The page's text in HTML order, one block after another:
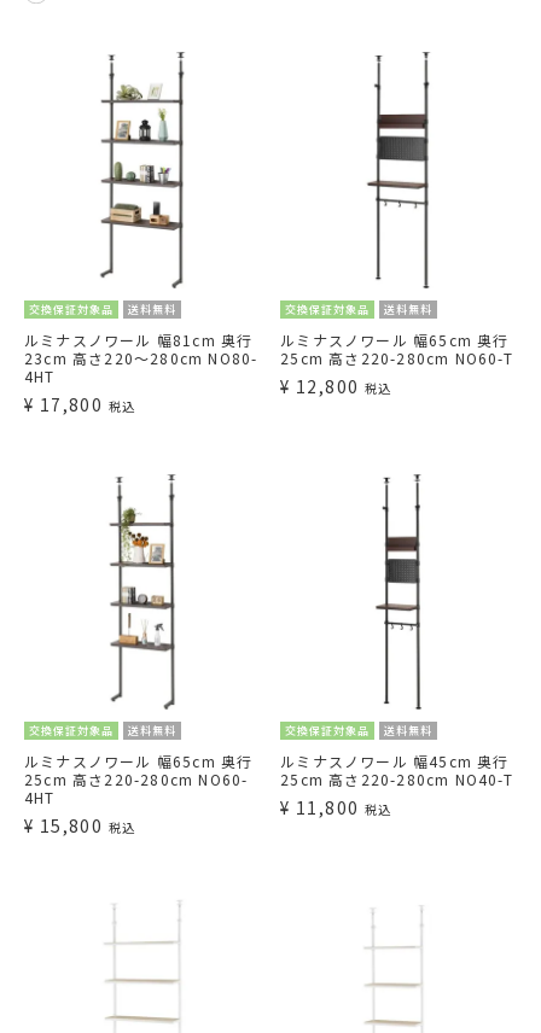
交換保証対象品 送料無料
ルミナスノワール 幅81cm 奥行
23cm 高さ220～280cm NO80-
4HT
¥ 17,800 税込
交換保証対象品 送料無料
ルミナスノワール 幅65cm 奥行
25cm 高さ220-280cm NO60-T
¥ 12,800 税込
交換保証対象品 送料無料
ルミナスノワール 幅65cm 奥行
25cm 高さ220-280cm NO60-
4HT
¥ 15,800 税込
交換保証対象品 送料無料
ルミナスノワール 幅45cm 奥行
25cm 高さ220-280cm NO40-T
¥ 11,800 税込